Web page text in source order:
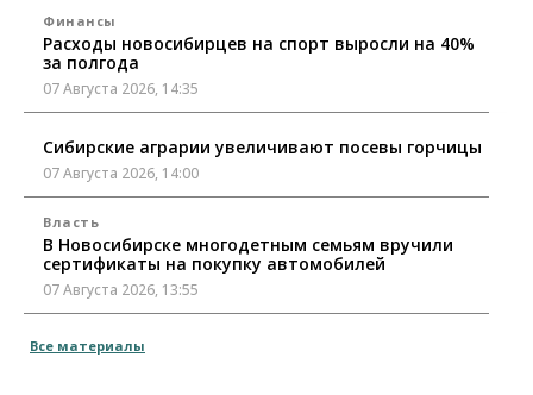
Финансы
Расходы новосибирцев на спорт выросли на 40%
за полгода
07 Августа 2026, 14:35
Сибирские аграрии увеличивают посевы горчицы
07 Августа 2026, 14:00
Власть
В Новосибирске многодетным семьям вручили
сертификаты на покупку автомобилей
07 Августа 2026, 13:55
Треть автовладельцев в Новосибирской области
Все материалы